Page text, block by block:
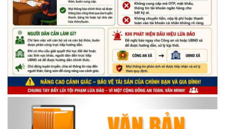
Chương trình kỷ niệm 85 năm ngày thành lập Đội TNTP Hồ Chí
Minh (15/05/1941 – 15/05/2026) và kỷ niệm 136 năm ngày
sinh Chủ tịch Hồ Chí Minh (19/05/1890 – 19/05/2026).
(14/05/2026)
Thông báo tiếp nhận phản ánh, kiến nghị về quy định thủ tục
hành chính
Thông báo về thực hiện Luật tương trợ tư pháp về dân sự và